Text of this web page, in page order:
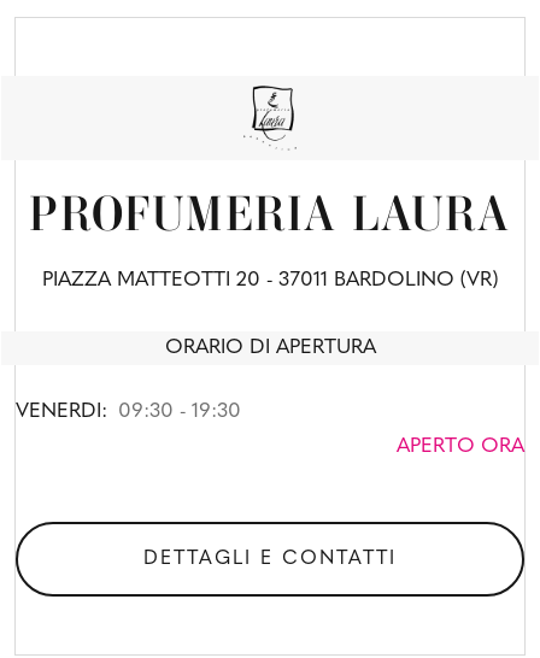
PROFUMERIA LAURA
PIAZZA MATTEOTTI 20 - 37011 BARDOLINO (VR)
ORARIO DI APERTURA
VENERDI:
09:30 - 19:30
APERTO ORA
DETTAGLI E CONTATTI